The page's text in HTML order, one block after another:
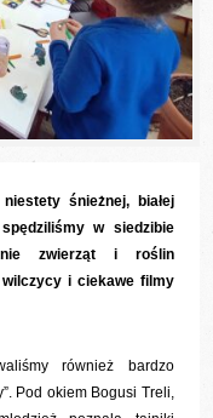
śnieżnej, białej
w siedzibie
zwierząt i roślin
i ciekawe filmy
również bardzo
Pod okiem Bogusi Treli,